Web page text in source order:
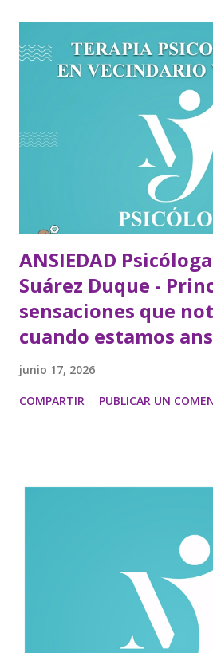
ANSIEDAD
Suárez Duque -
sensaciones que
cuando estamos
junio 17, 2026
COMPARTIR PUBLICAR UN